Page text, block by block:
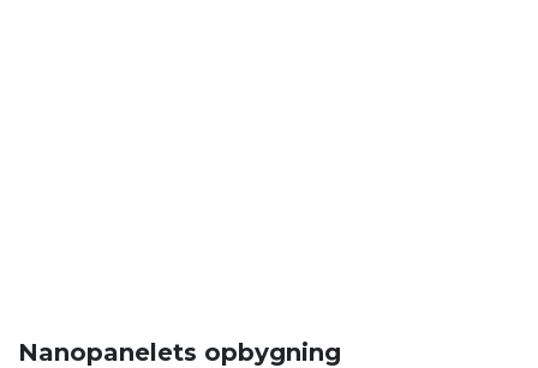
Nanopanelets opbygning